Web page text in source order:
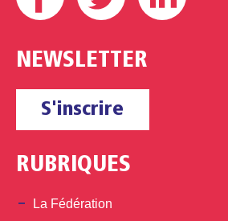
NEWSLETTER
S'inscrire
RUBRIQUES
La Fédération